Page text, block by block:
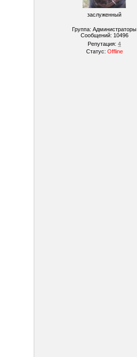
заслуженный
Группа: Администраторы
Сообщений: 10496
Репутация:4
Статус: Offline